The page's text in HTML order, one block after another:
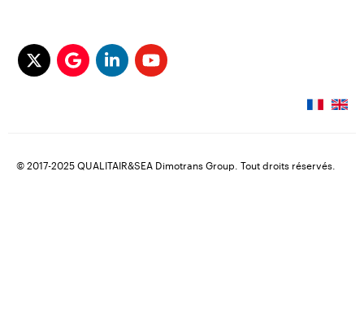
© 2017-2025 QUALITAIR&SEA Dimotrans Group. Tout droits réservés.